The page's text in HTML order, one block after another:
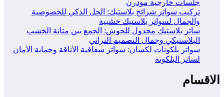
جلسات خارجية مودرن
تركيب سواتر شرائح بلاستيك: الحل الذكي للخصوصية
والجمال لسواتر بلاستيك خشبية
ساتر بلاستيك مجدول للحوش: الجمع بين متانة الخشب
البلاستيكي وجمال التصميم التراثي
سواتر بلكونات لكسان: سواتر شفافية الأناقة وحماية الأمان
لساتر البلكونة
الاقسام